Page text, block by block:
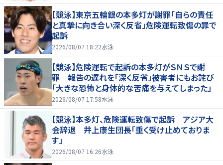
【競泳】東京五輪銀の本多灯が謝罪「自らの責任
と真摯に向き合い深く反省」危険運転致傷の罪で
起訴
2026/08/07 18:22水泳
【競泳】危険運転で起訴の本多灯がＳＮＳで謝
罪 報告の遅れを「深く反省」被害者にもお詫び
「大きな恐怖と身体的な苦痛を与えてしまった」
2026/08/07 17:58水泳
【競泳】本多灯、危険運転致傷で起訴 アジア大
会辞退 井上康生団長「重く受け止めておりま
す」
2026/08/07 16:26水泳